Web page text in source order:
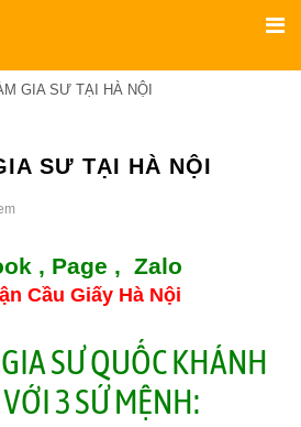
GIA SƯ TẠI HÀ NỘI
SƯ TẠI HÀ NỘI
, Page , Zalo
Cầu Giấy Hà Nội
SƯ QUỐC KHÁNH
3 SỨ MỆNH: